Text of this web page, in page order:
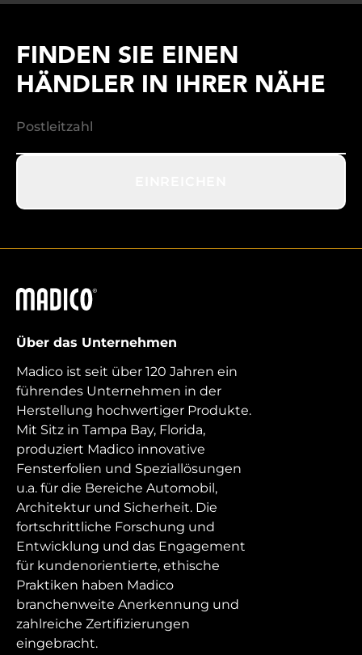
FINDEN SIE EINEN
HÄNDLER IN IHRER NÄHE
Madico
Über das Unternehmen
Madico ist seit über 120 Jahren ein
führendes Unternehmen in der
Herstellung hochwertiger Produkte.
Mit Sitz in Tampa Bay, Florida,
produziert Madico innovative
Fensterfolien und Speziallösungen
u.a. für die Bereiche Automobil,
Architektur und Sicherheit. Die
fortschrittliche Forschung und
Entwicklung und das Engagement
für kundenorientierte, ethische
Praktiken haben Madico
branchenweite Anerkennung und
zahlreiche Zertifizierungen
eingebracht.